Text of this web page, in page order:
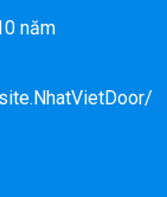
năm